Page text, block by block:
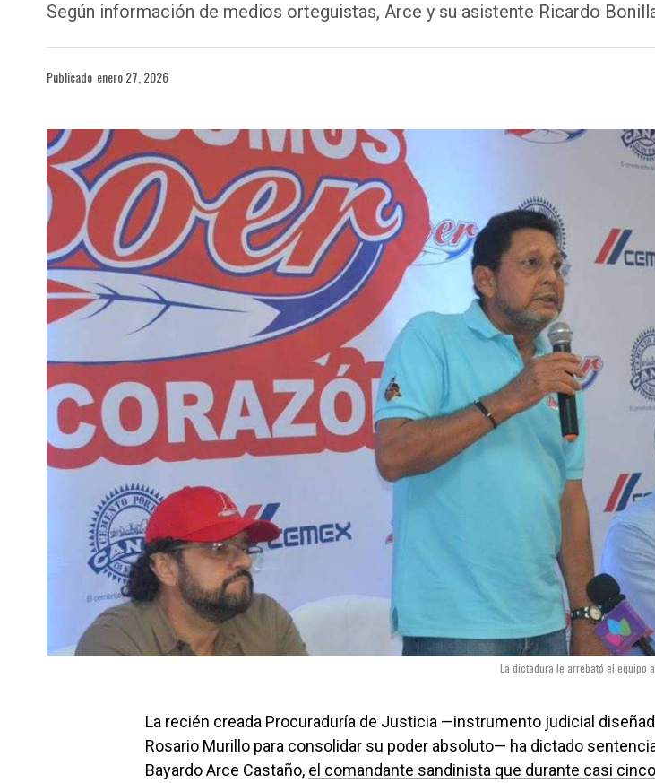
Según información de medios orteguistas, Arce y su asistente Ricardo
Publicado enero 27, 2026
La dictadura le arrebató el equipo
La recién creada Procuraduría de Justicia —instrumento judicial
Rosario Murillo para consolidar su poder absoluto— ha dictado
Bayardo Arce Castaño, el comandante sandinista que durante casi